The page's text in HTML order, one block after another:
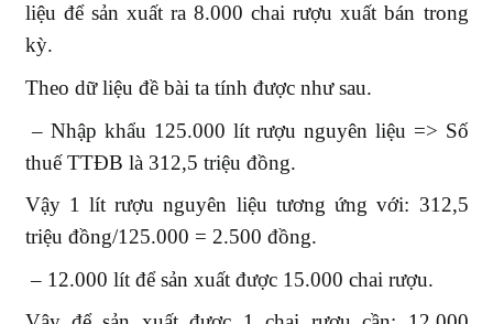
liệu để sản xuất ra 8.000 chai rượu xuất bán trong
kỳ.
Theo dữ liệu đề bài ta tính được như sau.
– Nhập khẩu 125.000 lít rượu nguyên liệu => Số
thuế TTĐB là 312,5 triệu đồng.
Vậy 1 lít rượu nguyên liệu tương ứng với: 312,5
triệu đồng/125.000 = 2.500 đồng.
– 12.000 lít để sản xuất được 15.000 chai rượu.